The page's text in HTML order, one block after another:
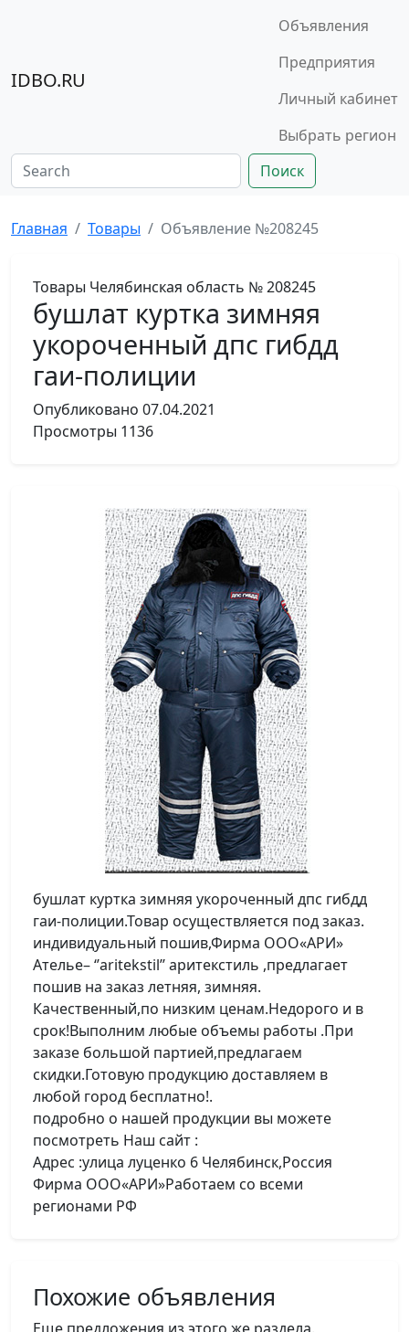
IDBO.RU
Объявления
Предприятия
Личный кабинет
Выбрать регион
Поиск
Главная Товары Объявление №208245
Товары Челябинская область № 208245
бушлат куртка зимняя
укороченный дпс гибдд
гаи-полиции
Опубликовано 07.04.2021
Просмотры 1136
бушлат куртка зимняя укороченный дпс гибдд
гаи-полиции.Товар осуществляется под заказ.
индивидуальный пошив,Фирма ООО«АРИ»
Ателье– ‘’aritekstil’’ аритекстиль ,предлагает
пошив на заказ летняя, зимняя.
Качественный,по низким ценам.Недорого и в
срок!Выполним любые объемы работы .При
заказе большой партией,предлагаем
скидки.Готовую продукцию доставляем в
любой город бесплатно!.
подробно о нашей продукции вы можете
посмотреть Наш сайт :
Адрес :улица луценко 6 Челябинск,Россия
Фирма ООО«АРИ»Работаем со всеми
регионами РФ
Похожие объявления